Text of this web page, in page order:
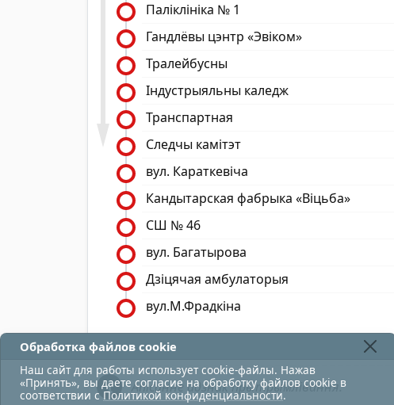
Паліклініка № 1
Гандлёвы цэнтр «Эвiком»
Тралейбусны
Індустрыяльны каледж
Транспартная
Следчы камітэт
вул. Караткевіча
Кандытарская фабрыка «Віцьба»
СШ № 46
вул. Багатырова
Дзіцячая амбулаторыя
вул.М.Фрадкіна
Апісанне адзнак прытрымлівання:
Обработка файлов cookie
Наш сайт для работы использует cookie-файлы. Нажав
«Принять», вы даете согласие на обработку файлов cookie в
соответствии с Политикой конфиденциальности.